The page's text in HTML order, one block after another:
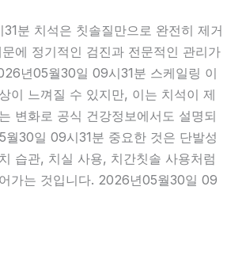
분 치석은 칫솔질만으로 완전히 제거
에 정기적인 검진과 전문적인 관리가
년05월30일 09시31분 스케일링 이
이 느껴질 수 있지만, 이는 치석이 제
변화로 공식 건강정보에서도 설명되
30일 09시31분 중요한 것은 단발성
습관, 치실 사용, 치간칫솔 사용처럼
가는 것입니다. 2026년05월30일 09